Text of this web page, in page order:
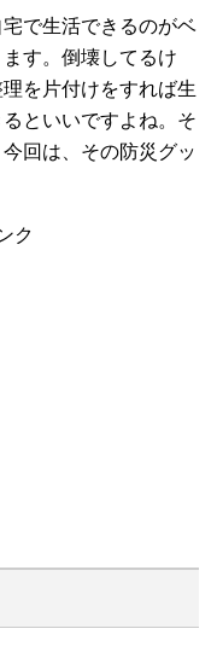
で生活できるのがベ
す。倒壊してるけ
を片付けをすれば生
といいですよね。そ
回は、その防災グッ
ク